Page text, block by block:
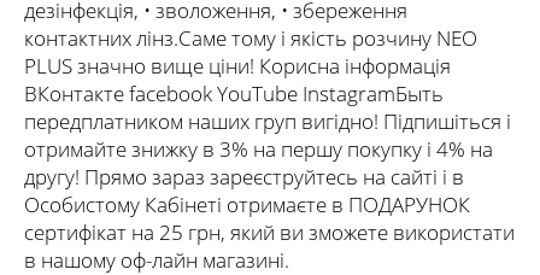
дезінфекція, • зволоження, • збереження
контактних лінз.Саме тому і якість розчину NEO
PLUS значно вище ціни! Корисна інформація
ВКонтакте facebook YouTube InstagramБыть
передплатником наших груп вигідно! Підпишіться і
отримайте знижку в 3% на першу покупку і 4% на
другу! Прямо зараз зареєструйтесь на сайті і в
Особистому Кабінеті отримаєте в ПОДАРУНОК
сертифікат на 25 грн, який ви зможете використати
в нашому оф-лайн магазині.